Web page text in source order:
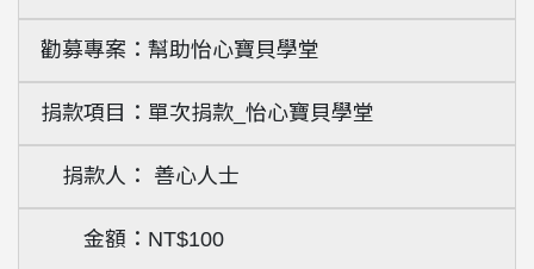
幫助怡心寶貝學堂
單次捐款_怡心寶貝學堂
善心人士
NT$100